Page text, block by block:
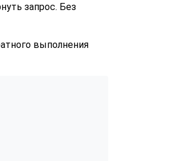
запрос. Без
выполнения